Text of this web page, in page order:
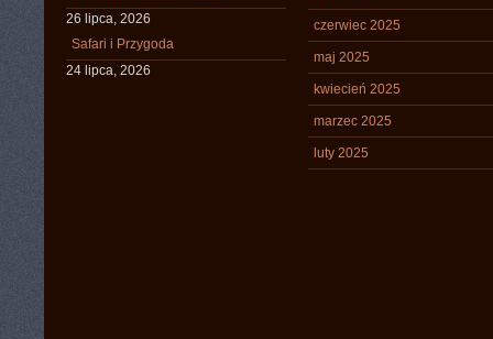
26 lipca, 2026
Safari i Przygoda
24 lipca, 2026
czerwiec 2025
maj 2025
kwiecień 2025
marzec 2025
luty 2025